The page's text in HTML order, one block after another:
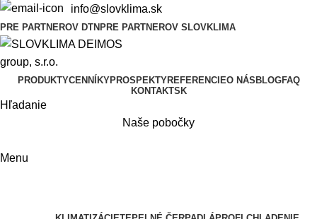
info@slovklima.sk
PRE PARTNEROV DTN PRE PARTNEROV SLOVKLIMA
PRODUKTYCENNÍKYPROSPEKTYREFERENCIEO NÁS BLOGFAQ
KONTAKTSK
Hľadanie
Naše pobočky
Menu